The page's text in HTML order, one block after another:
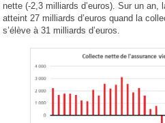
nette (-2,3 milliards d’euros). Sur un an,
atteint 27 milliards d’euros quand la
s’élève à 31 milliards d’euros.